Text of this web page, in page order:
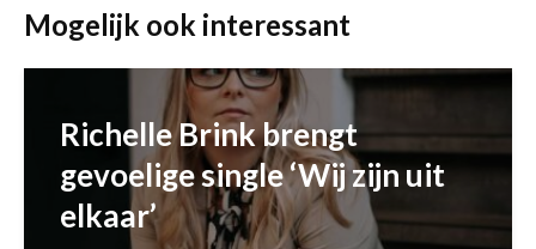
Mogelijk ook interessant
Richelle Brink brengt
gevoelige single ‘Wij zijn uit
elkaar’